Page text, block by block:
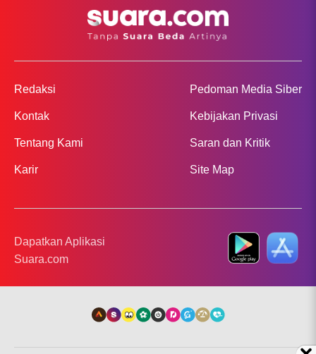
Redaksi
Kontak
Tentang Kami
Karir
Pedoman Media Siber
Kebijakan Privasi
Saran dan Kritik
Site Map
Dapatkan Aplikasi
Suara.com